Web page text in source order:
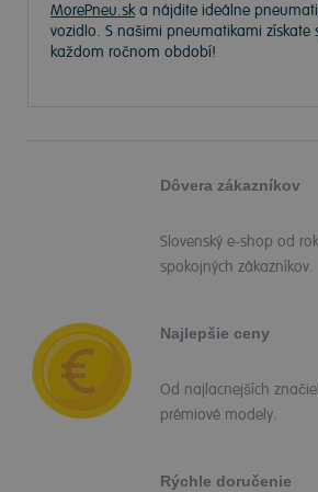
MorePneu.ska nájdite ideálne
vozidlo. S našimi pneumatikami získate
každom ročnom období!
Dôvera zákazníkov
Slovenský e-shop od
spokojných zákazníkov.
Najlepšie ceny
Od najlacnejších
prémiové modely.
Rýchle doručenie